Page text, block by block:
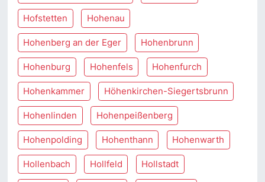
Hofstetten Hohenau
Hohenberg an der Eger Hohenbrunn
Hohenburg Hohenfels Hohenfurch
Hohenkammer Höhenkirchen-Siegertsbrunn
Hohenlinden Hohenpeißenberg
Hohenpolding Hohenthann Hohenwarth
Hollenbach Hollfeld Hollstadt